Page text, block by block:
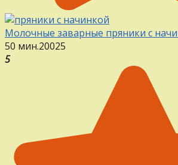
Молочные заварные пряники с
50 мин.20025
5